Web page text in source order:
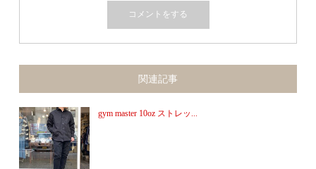
関連記事
gym master 10oz ストレッ...